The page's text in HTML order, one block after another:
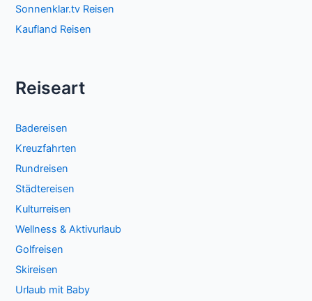
Sonnenklar.tv Reisen
Kaufland Reisen
Reiseart
Badereisen
Kreuzfahrten
Rundreisen
Städtereisen
Kulturreisen
Wellness & Aktivurlaub
Golfreisen
Skireisen
Urlaub mit Baby